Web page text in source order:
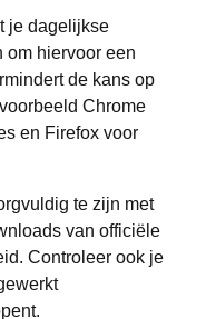
je dagelijkse
om hiervoor een
de kans op
Chrome
en Firefox voor
te zijn met
van officiële
Controleer ook je